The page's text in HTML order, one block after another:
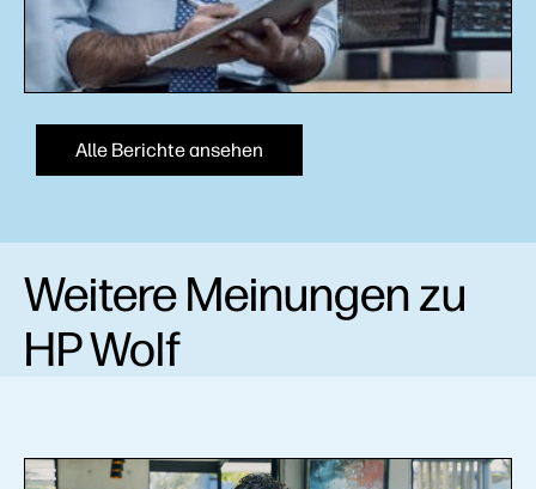
Alle Berichte ansehen
Weitere Meinungen zu
HP Wolf